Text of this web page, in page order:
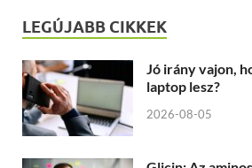
LEGÚJABB CIKKEK
Jó irány vajon,
laptop lesz?
2026-08-05